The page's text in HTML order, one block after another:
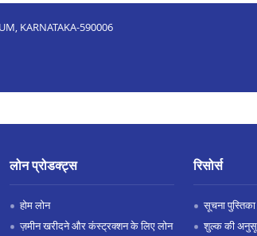
KARNATAKA-590006
लोन प्रोडक्ट्स
होम लोन
ज़मीन खरीदने और कंस्ट्रक्शन के लिए लोन
रिसोर्स
सूचना पुस्तिका
शुल्क की